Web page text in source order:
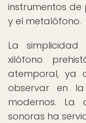
instrumentos de
y el metalófono.
La
xilófono
atemporal, ya
observar en
modernos. La
sonoras ha